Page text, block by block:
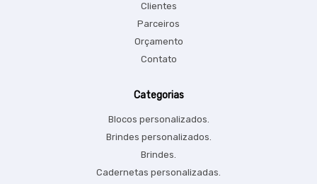
Clientes
Parceiros
Orçamento
Contato
Categorias
Blocos personalizados.
Brindes personalizados.
Brindes.
Cadernetas personalizadas.